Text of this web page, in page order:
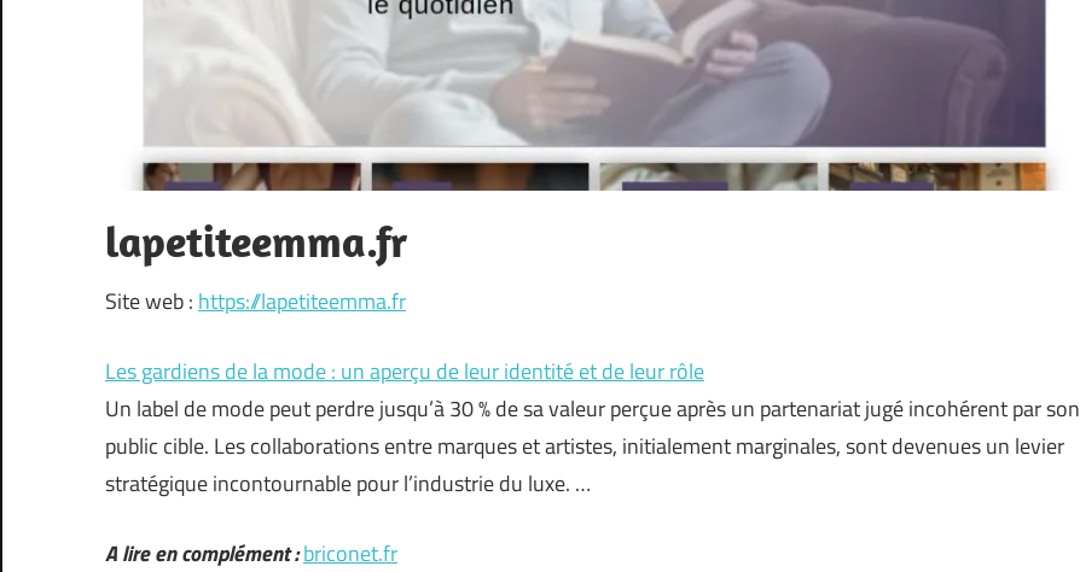
lapetiteemma.fr
Site web : https://lapetiteemma.fr
Les gardiens de la mode : un aperçu de leur identité et de leur rôle
Un label de mode peut perdre jusqu’à 30 % de sa valeur perçue après un partenariat jugé incohérent par son
public cible. Les collaborations entre marques et artistes, initialement marginales, sont devenues un levier
stratégique incontournable pour l’industrie du luxe. …
A lire en complément :briconet.fr